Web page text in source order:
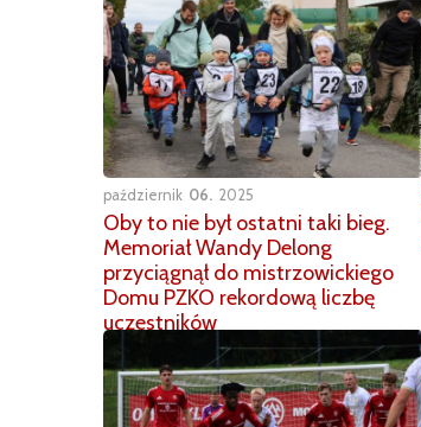
październik 06 2025
Oby to nie był ostatni taki bieg.
Memoriał Wandy Delong
przyciągnął do mistrzowickiego
Domu PZKO rekordową liczbę
uczestników